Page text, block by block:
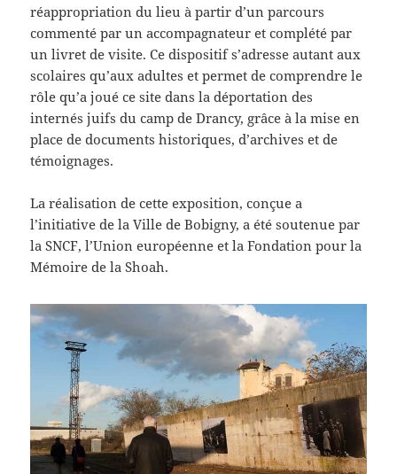
réappropriation du lieu à partir d’un parcours
commenté par un accompagnateur et complété par
un livret de visite. Ce dispositif s’adresse autant aux
scolaires qu’aux adultes et permet de comprendre le
rôle qu’a joué ce site dans la déportation des
internés juifs du camp de Drancy, grâce à la mise en
place de documents historiques, d’archives et de
témoignages.
La réalisation de cette exposition, conçue a
l’initiative de la Ville de Bobigny, a été soutenue par
la SNCF, l’Union européenne et la Fondation pour la
Mémoire de la Shoah.